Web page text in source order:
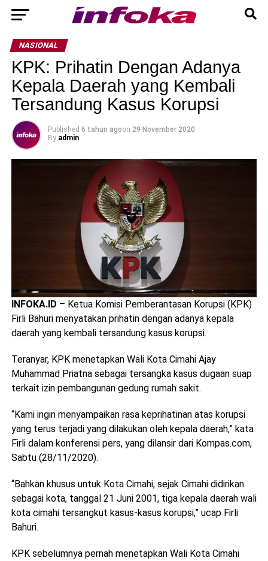
NASIONAL
KPK: Prihatin Dengan Adanya
Kepala Daerah yang Kembali
Tersandung Kasus Korupsi
Published 6 tahun agoon 29 November 2020
By admin
INFOKA.ID – Ketua Komisi Pemberantasan Korupsi (KPK)
Firli Bahuri menyatakan prihatin dengan adanya kepala
daerah yang kembali tersandung kasus korupsi.
Teranyar, KPK menetapkan Wali Kota Cimahi Ajay
Muhammad Priatna sebagai tersangka kasus dugaan suap
terkait izin pembangunan gedung rumah sakit.
“Kami ingin menyampaikan rasa keprihatinan atas korupsi
yang terus terjadi yang dilakukan oleh kepala daerah,” kata
Firli dalam konferensi pers, yang dilansir dari Kompas.com,
Sabtu (28/11/2020).
“Bahkan khusus untuk Kota Cimahi, sejak Cimahi didirikan
sebagai kota, tanggal 21 Juni 2001, tiga kepala daerah wali
kota cimahi tersangkut kasus-kasus korupsi,” ucap Firli
Bahuri.
KPK sebelumnya pernah menetapkan Wali Kota Cimahi